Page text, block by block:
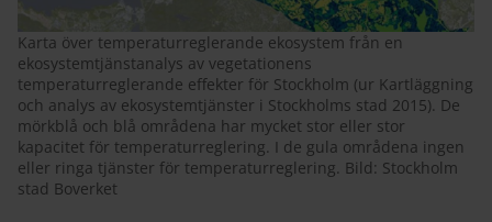
Karta över temperaturreglerande ekosystem från en
ekosystemtjänstanalys av vegetationens
temperaturreglerande effekter för Stockholm (ur Kartläggning
och analys av ekosystemtjänster i Stockholms stad 2015). De
mörkblå och blå områdena har mycket stor eller stor
kapacitet för temperaturreglering. I de gula områdena ingen
eller ringa tjänster för temperaturreglering. Bild: Stockholm
stad Boverket